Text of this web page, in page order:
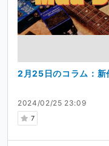
2024/02/25 23:09
7
2月25日のコラム：新